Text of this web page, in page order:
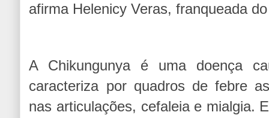
afirma Helenicy Veras, franqueada
A Chikungunya é uma doença
caracteriza por quadros de febre
nas articulações, cefaleia e mialgia.